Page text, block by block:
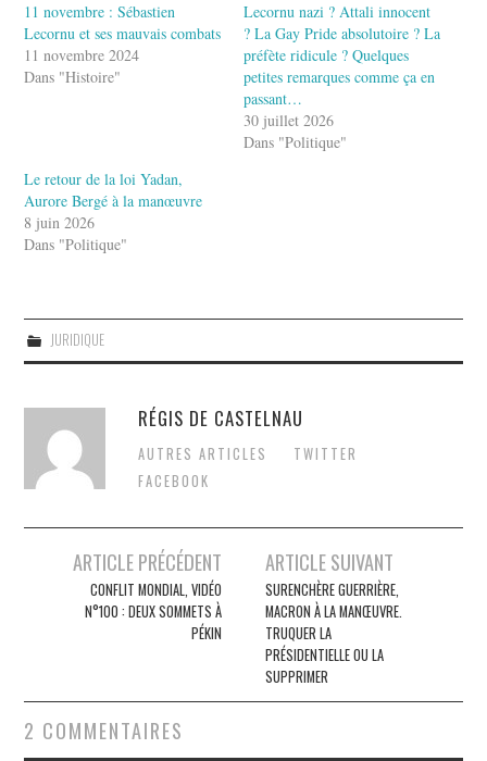
11 novembre : Sébastien
Lecornu et ses mauvais combats
11 novembre 2024
Dans "Histoire"
Lecornu nazi ? Attali innocent
? La Gay Pride absolutoire ? La
préfète ridicule ? Quelques
petites remarques comme ça en
passant…
30 juillet 2026
Dans "Politique"
Le retour de la loi Yadan,
Aurore Bergé à la manœuvre
8 juin 2026
Dans "Politique"
JURIDIQUE
RÉGIS DE CASTELNAU
AUTRES ARTICLES
TWITTER
FACEBOOK
navigation
ARTICLE PRÉCÉDENT
CONFLIT MONDIAL, VIDÉO
N°100 : DEUX SOMMETS À
PÉKIN
ARTICLE SUIVANT
SURENCHÈRE GUERRIÈRE,
MACRON À LA MANŒUVRE.
TRUQUER LA
PRÉSIDENTIELLE OU LA
SUPPRIMER
2 COMMENTAIRES